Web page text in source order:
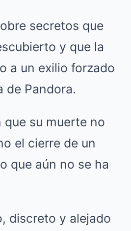
secretos que
y que la
a un exilio forzado
de Pandora.
que su muerte no
el cierre de un
que aún no se ha
discreto y alejado